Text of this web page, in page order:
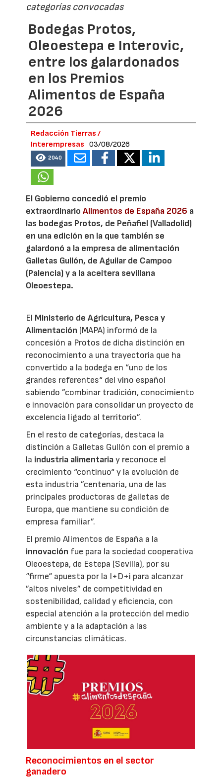
categorías convocadas
Bodegas Protos,
Oleoestepa e Interovic,
entre los galardonados
en los Premios
Alimentos de España
2026
Redacción Tierras /
Interempresas
03/08/2026
2040
El Gobierno concedió el premio
extraordinarioAlimentos de España 2026 a
las bodegas Protos, de Peñafiel (Valladolid)
en una edición en la que también se
galardonó a la empresa de alimentación
Galletas Gullón, de Aguilar de Campoo
(Palencia) y a la aceitera sevillana
Oleoestepa.
El Ministerio de Agricultura, Pesca y
Alimentación (MAPA) informó de la
concesión a Protos de dicha distinción en
reconocimiento a una trayectoria que ha
convertido a la bodega en “uno de los
grandes referentes“ del vino español
sabiendo ”combinar tradición, conocimiento
e innovación para consolidar un proyecto de
excelencia ligado al territorio”.
En el resto de categorías, destaca la
distinción a Galletas Gullón con el premio a
la industria alimentariay reconoce el
crecimiento “continuo“ y la evolución de
esta industria ”centenaria, una de las
principales productoras de galletas de
Europa, que mantiene su condición de
empresa familiar”.
El premio Alimentos de España a la
innovación fue para la sociedad cooperativa
Oleoestepa, de Estepa (Sevilla), por su
“firme“ apuesta por la I+D+i para alcanzar
”altos niveles” de competitividad en
sostenibilidad, calidad y eficiencia, con
especial atención a la protección del medio
ambiente y a la adaptación a las
circunstancias climáticas.
Reconocimientos en el sector
ganadero